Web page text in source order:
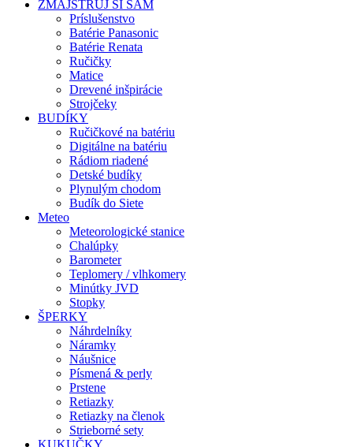
ZMAJSTRUJ SI SÁM
Príslušenstvo
Batérie Panasonic
Batérie Renata
Ručičky
Matice
Drevené inšpirácie
Strojčeky
BUDÍKY
Ručičkové na batériu
Digitálne na batériu
Rádiom riadené
Detské budíky
Plynulým chodom
Budík do Siete
Meteo
Meteorologické stanice
Chalúpky
Barometer
Teplomery / vlhkomery
Minútky JVD
Stopky
ŠPERKY
Náhrdelníky
Náramky
Náušnice
Písmená & perly
Prstene
Retiazky
Retiazky na členok
Strieborné sety
KUKUČKY